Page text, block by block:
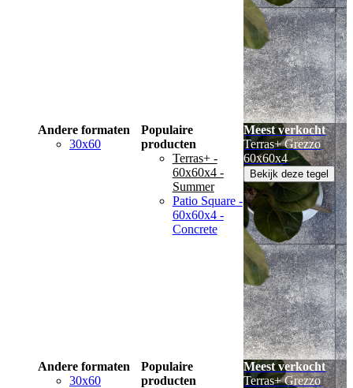
Andere formaten
30x60
Populaire
producten
Terras+ -
60x60x4 -
Summer
Patio Square -
60x60x4 -
Concrete
Meest verkocht
Terras+ Grezzo
60x60x4
Bekijk deze tegel
Andere formaten
30x60
Populaire
producten
Meest verkocht
Terras+ Grezzo